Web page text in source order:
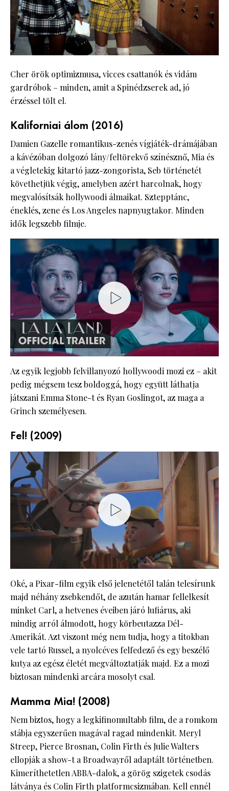
Cher örök optimizmusa, vicces csattanók és vidám
gardróbok – minden, amit a Spinédzserek ad, jó
érzéssel tölt el.
Kaliforniai álom (2016)
Damien Gazelle romantikus-zenés vígjáték-drámájában
a kávézóban dolgozó lány/feltörekvő színésznő, Mia és
a végletekig kitartó jazz-zongorista, Seb történetét
követhetjük végig, amelyben azért harcolnak, hogy
megvalósítsák hollywoodi álmaikat. Sztepptánc,
éneklés, zene és Los Angeles napnyugtakor. Minden
idők legszebb filmje.
Az egyik legjobb felvillanyozó hollywoodi mozi ez – akit
pedig mégsem tesz boldoggá, hogy együtt láthatja
játszani Emma Stone-t és Ryan Goslingot, az maga a
Grinch személyesen.
Fel! (2009)
Oké, a Pixar-film egyik első jelenetétől talán telesírunk
majd néhány zsebkendőt, de azután hamar fellelkesít
minket Carl, a hetvenes éveiben járó lufiárus, aki
mindig arról álmodott, hogy körbeutazza Dél-
Amerikát. Azt viszont még nem tudja, hogy a titokban
vele tartó Russel, a nyolcéves felfedező és egy beszélő
kutya az egész életét megváltoztatják majd. Ez a mozi
biztosan mindenki arcára mosolyt csal.
Mamma Mia! (2008)
Nem biztos, hogy a legkifinomultabb film, de a romkom
stábja egyszerűen magával ragad mindenkit. Meryl
Streep, Pierce Brosnan, Colin Firth és Julie Walters
ellopják a show-t a Broadwayről adaptált történetben.
Kimeríthetetlen ABBA-dalok, a görög szigetek csodás
látványa és Colin Firth platformcsizmában. Kell ennél